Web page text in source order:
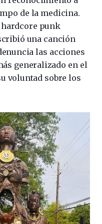
de la medicina.
hardcore punk
una canción
las acciones
generalizado en el
voluntad sobre los